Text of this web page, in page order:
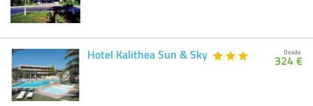
Hotel Kalithea Sun & Sky Desde
324 €